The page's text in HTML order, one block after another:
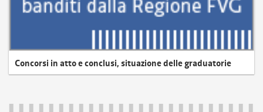
Concorsi in atto e conclusi, situazione delle graduatorie